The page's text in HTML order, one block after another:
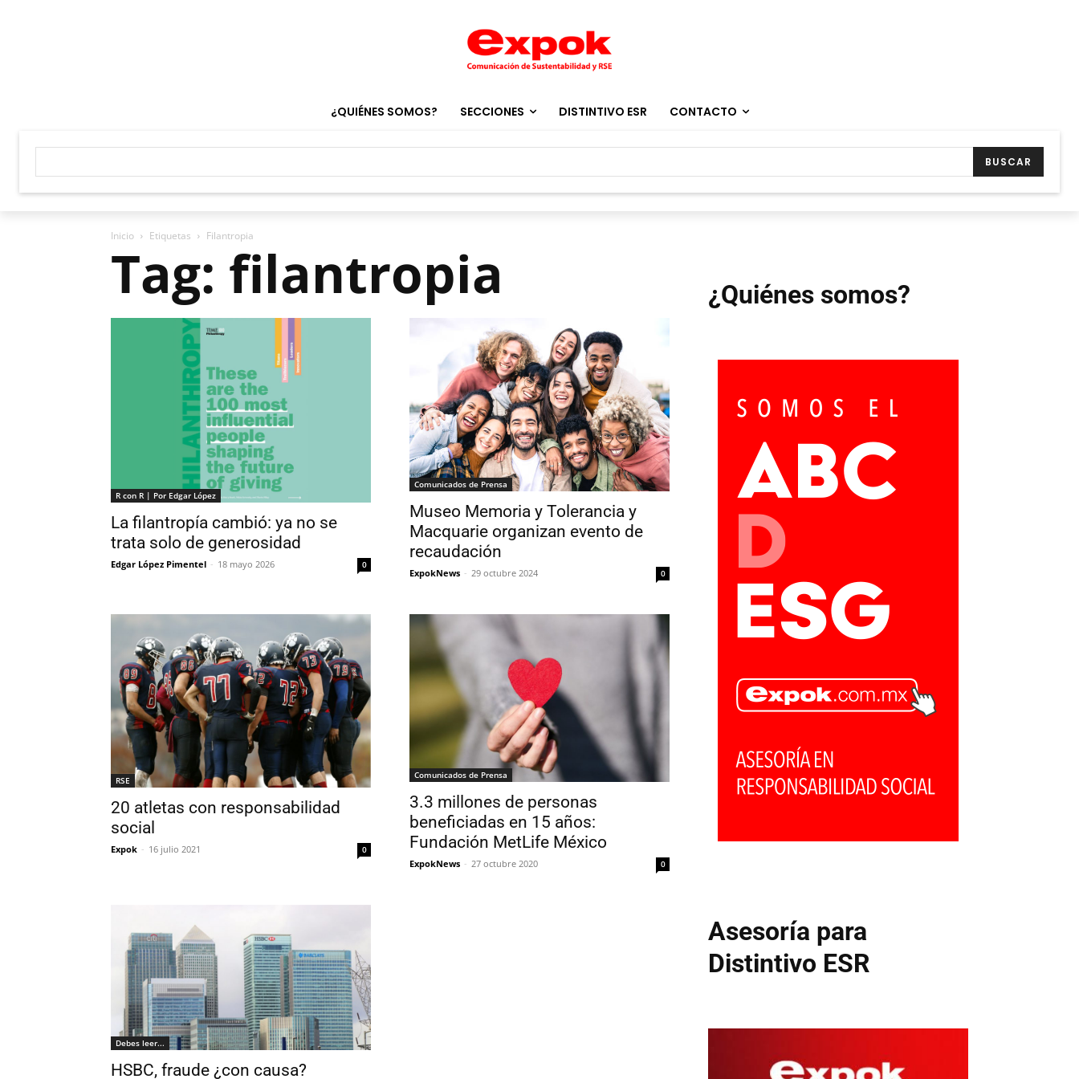
¿QUIÉNES SOMOS? SECCIONES DISTINTIVO ESR CONTACTO
BUSCAR
Inicio Etiquetas Filantropia
Tag: filantropia
R con R | Por Edgar López
La filantropía cambió: ya no se
trata solo de generosidad
Edgar López Pimentel - 18 mayo 2026 0
Comunicados de Prensa
Museo Memoria y Tolerancia y
Macquarie organizan evento de
recaudación
ExpokNews - 29 octubre 2024 0
RSE
20 atletas con responsabilidad
social
Expok - 16 julio 2021 0
Comunicados de Prensa
3.3 millones de personas
beneficiadas en 15 años:
Fundación MetLife México
ExpokNews - 27 octubre 2020 0
Debes leer...
HSBC, fraude ¿con causa?
¿Quiénes somos?
Asesoría para
Distintivo ESR